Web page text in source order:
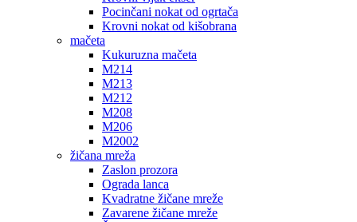
Pocinčani nokat od ogrtača
Krovni nokat od kišobrana
mačeta
Kukuruzna mačeta
M214
M213
M212
M208
M206
M2002
žičana mreža
Zaslon prozora
Ograda lanca
Kvadratne žičane mreže
Zavarene žičane mreže